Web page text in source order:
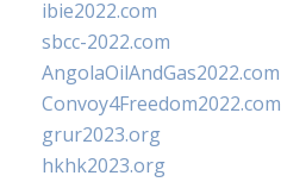
ibie2022.com
sbcc-2022.com
AngolaOilAndGas2022.com
Convoy4Freedom2022.com
grur2023.org
hkhk2023.org